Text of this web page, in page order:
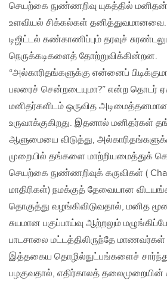
செயற்கை நுண்ணறிவு யுகத்தில்
உளவியல் சிக்கல்கள்
டிஜிட்டல் கண்காணிப்பும் தரவுச்
நெருக்கடிகளைத் தோற்றுவிக்கின்றன.
“அல்காரிதங்களுக்கு என்னைப்
பலரைச் சென்றடையுமா?” என்ற தொடர்
மனிதர்களிடம் ஒருவித
உருவாக்குகிறது. இதனால்
ஆளுமையை விடுத்து,
முறையில் தங்களை மாற்றியமைத்துக்
செயற்கை நுண்ணறிவுக் கருவிகள் (
மாதிரிகள்) நமக்குத் தேவையான
தொகுத்து வழங்கிவிடுவதால், மனித
சுயமான பகுப்பாய்வு ஆற்றலும்
பாடசாலை மட்டத்திலிருந்தே மாணவர்கள்
இத்தகைய தொழில்நுட்பங்களைச்
பழகுவதால், எதிர்காலத்